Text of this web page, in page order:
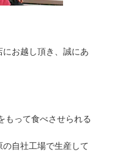
お越し頂き、誠にあ
もって食べさせられる
自社工場で生産して